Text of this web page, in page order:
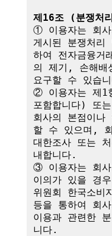
제16조 (분쟁처
① 이용자는 회사
게시된 분쟁처
하여 전자금융
의 제기, 손해배
요구할 수 있습
② 이용자는 제1
포함합니다) 또
회사의 본점이나
할 수 있으며,
대한조사 또는
내합니다.
③ 이용자는 회사
이의가 있을 경
위원회 한국소비
등을 통하여 회
이용과 관련한
니다.